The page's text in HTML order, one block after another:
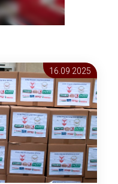
16.09 2025